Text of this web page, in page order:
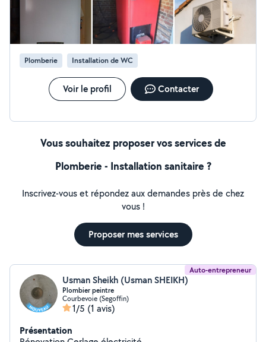
Plomberie Installation de WC
Voir le profil Contacter
Vous souhaitez proposer vos services de
Plomberie - Installation sanitaire ?
Inscrivez-vous et répondez aux demandes près de chez
vous !
Proposer mes services
Auto-entrepreneur
Usman Sheikh (Usman SHEIKH)
Plombier peintre
Courbevoie (Segoffin)
1/5 (1 avis)
Présentation